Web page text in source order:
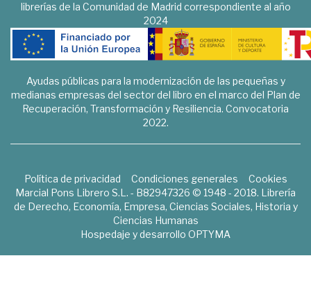
librerías de la Comunidad de Madrid correspondiente al año
2024
Ayudas públicas para la modernización de las pequeñas y
medianas empresas del sector del libro en el marco del Plan de
Recuperación, Transformación y Resiliencia. Convocatoria
2022.
Política de privacidad Condiciones generales
Cookies
Marcial Pons Librero S.L. - B82947326 © 1948 - 2018. Librería
de Derecho, Economía, Empresa, Ciencias Sociales, Historia y
Ciencias Humanas
Hospedaje y desarrollo OPTYMA